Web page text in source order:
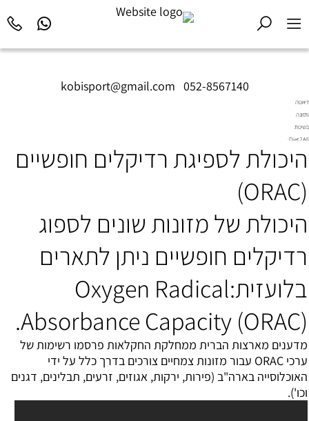
kobisport@gmail.com 052-8567140
דיאטה
ותזונה
בשיטת
Diet2All:
שמאחורי
המושלם.
היכולת לספיגת רדיקלים חופשיים
(ORAC)
היכולת של מזונות שונים לספוג
רדיקלים חופשיים ניתן לתארים
בלועזית:Oxygen Radical
Absorbance Capacity (ORAC).
מדענים מארצות הברית ממחלקת החקלאות פרסמו רשימות של
ערכי ORAC עבור מזונות צמחיים צורכים בדרך כלל על ידי
האוכלוסייה בארה"ב (פירות, ירקות, אגוזים, זרעים, תבלינים, דגנים
וכו').